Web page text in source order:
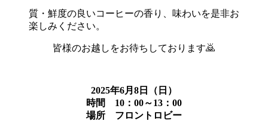
質・鮮度の良いコーヒーの香り、味わいを是非お
楽しみください。
皆様のお越しをお待ちしております🙇
2025年6月8日（日）
時間 10：00～13：00
場所 フロントロビー